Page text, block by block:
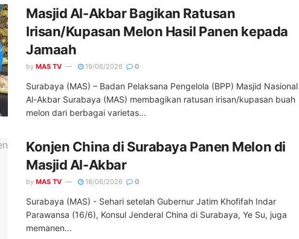
Masjid Al-Akbar Bagikan Ratusan
Irisan/Kupasan Melon Hasil Panen kepada
Jamaah
by MAS TV 19/06/2026 0
Surabaya (MAS) – Badan Pelaksana Pengelola (BPP) Masjid Nasional
Al-Akbar Surabaya (MAS) membagikan ratusan irisan/kupasan buah
melon dari berbagai varietas...
Konjen China di Surabaya Panen Melon di
Masjid Al-Akbar
by MAS TV 18/06/2026 0
Surabaya (MAS) - Sehari setelah Gubernur Jatim Khofifah Indar
Parawansa (16/6), Konsul Jenderal China di Surabaya, Ye Su, juga
memanen...